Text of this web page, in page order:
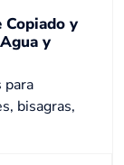
Copiado y
y
para
bisagras,